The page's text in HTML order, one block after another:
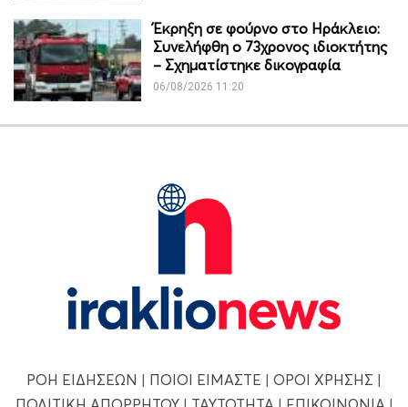
Έκρηξη σε φούρνο στο Ηράκλειο:
Συνελήφθη ο 73χρονος ιδιοκτήτης
– Σχηματίστηκε δικογραφία
06/08/2026 11:20
ΡΟΗ ΕΙΔΗΣΕΩΝ | ΠΟΙΟΙ ΕΙΜΑΣΤΕ | ΟΡΟΙ ΧΡΗΣΗΣ |